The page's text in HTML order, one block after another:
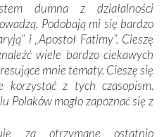
historia wierności Bogu i
Trudne momenty w
i zbiorowym, przypominają o
o własną duszę i o łaskę
przynosi pomyślność –
Odstępstwo owocuje
dumna z działalności
Podobają mi się bardzo
i „Apostoł Fatimy”. Cieszę
wiele bardzo ciekawych
mnie tematy. Cieszę się
z tych czasopism.
Polaków mogło zapoznać się z
za otrzymane ostatnio